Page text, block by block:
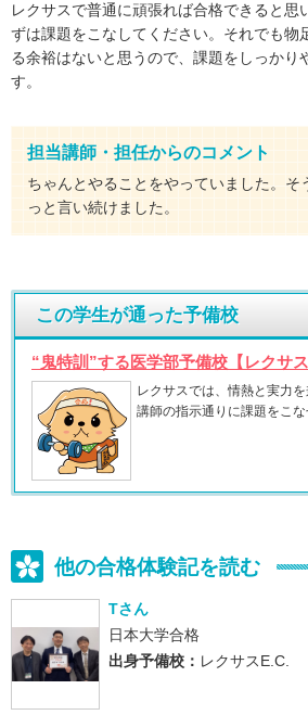
レクサスで普通に頑張れば合格できると
ずは課題をこなしてください。それでも
る余裕はないと思うので、課題をしっか
す。
担当講師・担任からのコメント
ちゃんとやることをやっていました。
っと言い続けました。
この学生が通った予備校
“鬼特訓”する医学部予備校【レクサス
レクサスでは、情熱と実力
講師の指示通りに課題をこ
他の合格体験記を読む
Tさん
日本大学合格
出身予備校： レクサスE.C.